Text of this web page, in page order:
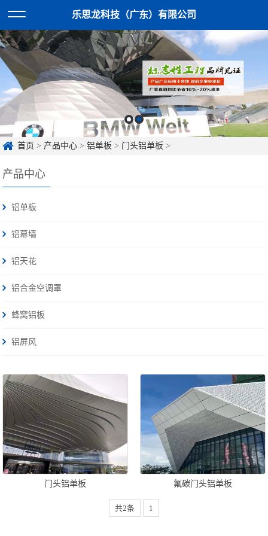
乐思龙科技（广东）有限公司
首页 > 产品中心 >铝单板 > 门头铝单板 >
产品中心
铝单板
铝幕墙
铝天花
铝合金空调罩
蜂窝铝板
铝屏风
门头铝单板 氟碳门头铝单板
共2条 1